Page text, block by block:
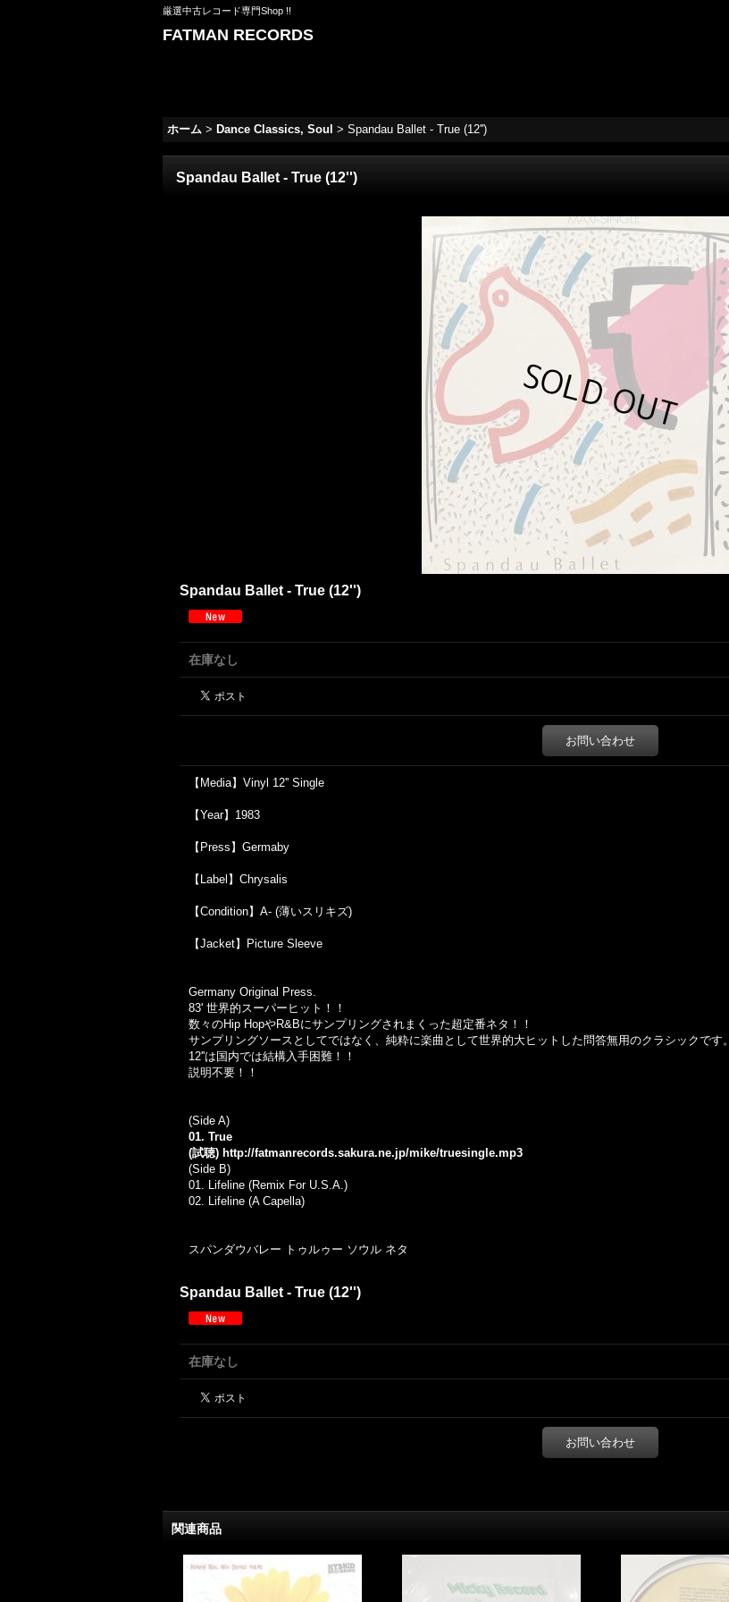
厳選中古レコード専門Shop !!
FATMAN RECORDS
ホーム > Dance Classics, Soul > Spandau Ballet - True (12'')
Spandau Ballet - True (12'')
Spandau Ballet - True (12'')
在庫なし
お問い合わせ
【Media】Vinyl 12'' Single
【Year】1983
【Press】Germaby
【Label】Chrysalis
【Condition】A- (薄いスリキズ)
【Jacket】Picture Sleeve
Germany Original Press.
83' 世界的スーパーヒット！！
数々のHip HopやR&Bにサンプリングされまくった超定番ネタ！！
サンプリングソースとしてではなく、純粋に楽曲として世界的大ヒットした問答無用のクラシックです。
12''は国内では結構入手困難！！
説明不要！！
(Side A)
01. True
(試聴) http://fatmanrecords.sakura.ne.jp/mike/truesingle.mp3
(Side B)
01. Lifeline (Remix For U.S.A.)
02. Lifeline (A Capella)
スパンダウバレー トゥルゥー ソウル ネタ
Spandau Ballet - True (12'')
在庫なし
お問い合わせ
関連商品